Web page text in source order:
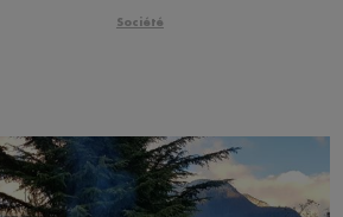
Société